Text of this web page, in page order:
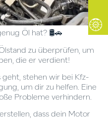
Öl hat? 🛢️🚗
zu überprüfen, um
die er verdient!
geht, stehen wir bei Kfz-
um dir zu helfen. Eine
Probleme verhindern.
dass dein Motor